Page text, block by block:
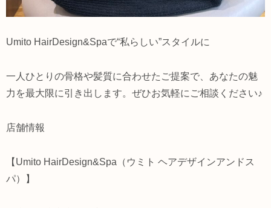
Umito HairDesign&Spaで“私らしい”スタイルに
一人ひとりの骨格や髪質に合わせたご提案で、あなたの魅
力を最大限に引き出します。ぜひお気軽にご相談ください♪
店舗情報
【Umito HairDesign&Spa（ウミト ヘアデザインアンドス
パ）】